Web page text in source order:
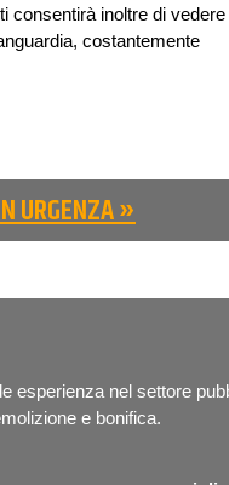
consentirà inoltre di vedere
costantemente
URGENZA »
esperienza nel settore
e bonifica.